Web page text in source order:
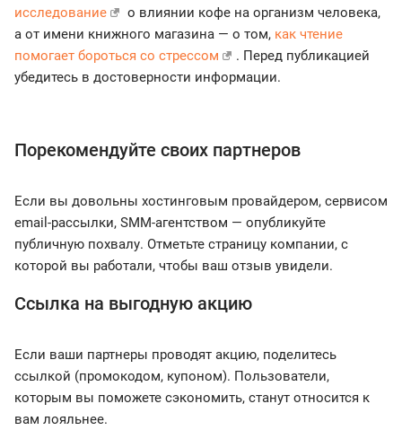
исследование
о влиянии кофе на организм человека,
а от имени книжного магазина — о том, как чтение
помогает бороться со стрессом
. Перед публикацией
убедитесь в достоверности информации.
Порекомендуйте своих партнеров
Если вы довольны хостинговым провайдером, сервисом
email-рассылки, SMM-агентством — опубликуйте
публичную похвалу. Отметьте страницу компании, с
которой вы работали, чтобы ваш отзыв увидели.
Ссылка на выгодную акцию
Если ваши партнеры проводят акцию, поделитесь
ссылкой (промокодом, купоном). Пользователи,
которым вы поможете сэкономить, станут относится к
вам лояльнее.